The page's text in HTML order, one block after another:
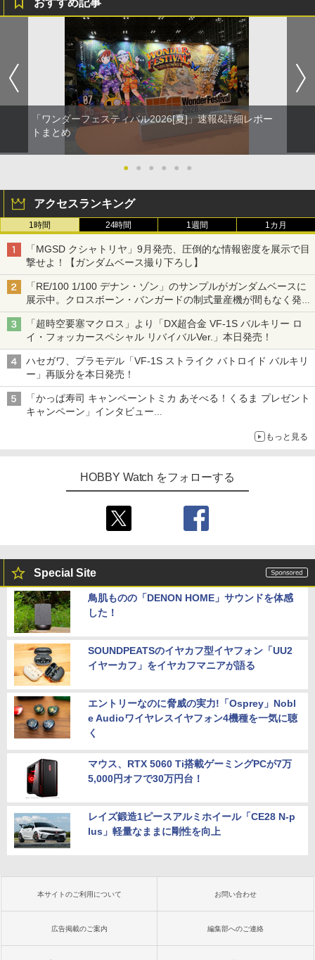
「ワンダーフェスティバル2026[夏]」速報&詳細レポー
トまとめ
● ● ● ● ● ●
アクセスランキング
1時間 24時間 1週間 1カ月
「MGSD クシャトリヤ」9月発売、圧倒的な情報密度を展示で目
撃せよ！【ガンダムベース撮り下ろし】
「RE/100 1/100 デナン・ゾン」のサンプルがガンダムベースに
展示中。クロスボーン・バンガードの制式量産機が間もなく発送
【ガンダムベース撮り下ろし】
「超時空要塞マクロス」より「DX超合金 VF-1S バルキリー ロ
イ・フォッカースペシャル リバイバルVer.」本日発売！
ハセガワ、プラモデル「VF-1S ストライク バトロイド バルキリ
ー」再販分を本日発売！
「かっぱ寿司 キャンペーントミカ あそべる！くるま プレゼント
キャンペーン」インタビュー
もっと見る
HOBBY Watch をフォローする
Special Site
鳥肌ものの「DENON HOME」サウンドを体感
した！
SOUNDPEATSのイヤカフ型イヤフォン「UU2
イヤーカフ」をイヤカフマニアが語る
エントリーなのに脅威の実力!「Osprey」Nobl
e Audioワイヤレスイヤフォン4機種を一気に聴
く
マウス、RTX 5060 Ti搭載ゲーミングPCが7万
5,000円オフで30万円台！
レイズ鍛造1ピースアルミホイール「CE28 N-p
lus」軽量なままに剛性を向上
本サイトのご利用について お問い合わせ
広告掲載のご案内 編集部へのご連絡